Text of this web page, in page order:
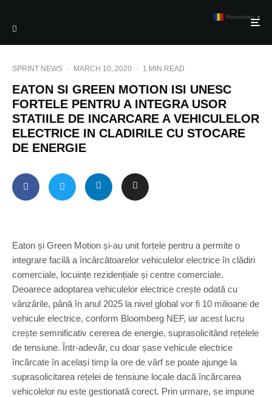
SPRINT NEWS · MARCH 10, 2020 · 1 MIN READ
EATON SI GREEN MOTION ISI UNESC
FORTELE PENTRU A INTEGRA USOR
STATIILE DE INCARCARE A VEHICULELOR
ELECTRICE IN CLADIRILE CU STOCARE
DE ENERGIE
Eaton și Green Motion și-au unit forțele pentru a permite o
integrare facilă a încărcătoarelor vehiculelor electrice în clădiri
comerciale, locuințe rezidențiale și centre comerciale.
Deoarece adoptarea vehiculelor electrice crește odată cu
vânzările, până în anul 2025 la nivel global vor fi 10 milioane de
vehicule electrice, conform Bloomberg NEF, iar acest lucru
crește semnificativ cererea de energie, suprasolicitând rețelele
de tensiune. Într-adevăr, cu doar șase vehicule electrice
încărcate în același timp la ore de vârf se poate ajunge la
suprasolicitarea rețelei de tensiune locale dacă încărcarea
vehicolelor nu este gestionată corect. Prin urmare, se impune
Romanian ▼